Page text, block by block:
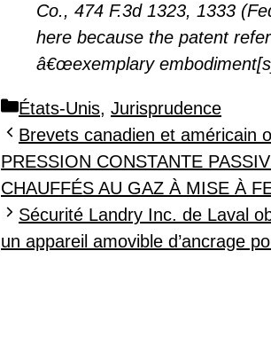
Co., 474 F.3d 1323, 1333
here because the patent
â€œexemplary
Catégories
États-Unis, Jurisprudence
Brevets canadien et américain
PRESSION CONSTANTE
CHAUFFÉS AU GAZ À MISE À
Sécurité Landry Inc. de Laval
un appareil amovible d’ancrage